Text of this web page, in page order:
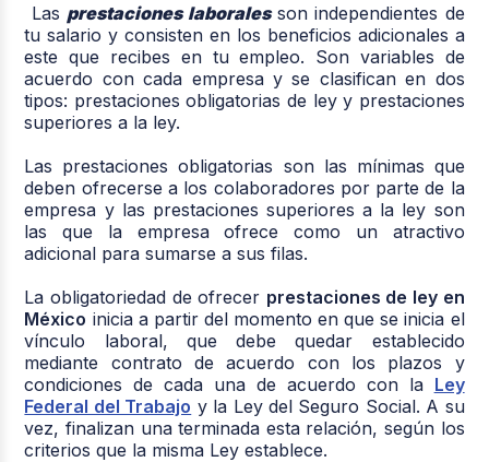
Las prestaciones laboralesson independientes de
tu salario y consisten en los beneficios adicionales a
este que recibes en tu empleo. Son variables de
acuerdo con cada empresa y se clasifican en dos
tipos: prestaciones obligatorias de ley y prestaciones
superiores a la ley.
Las prestaciones obligatorias son las mínimas que
deben ofrecerse a los colaboradores por parte de la
empresa y las prestaciones superiores a la ley son
las que la empresa ofrece como un atractivo
adicional para sumarse a sus filas.
La obligatoriedad de ofrecer prestaciones de ley en
México inicia a partir del momento en que se inicia el
vínculo laboral, que debe quedar establecido
mediante contrato de acuerdo con los plazos y
condiciones de cada una de acuerdo con la Ley
Federal del Trabajo y la Ley del Seguro Social. A su
vez, finalizan una terminada esta relación, según los
criterios que la misma Ley establece.